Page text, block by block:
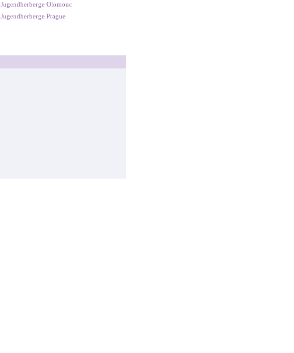
Jugendherberge Olomouc
Jugendherberge Prague